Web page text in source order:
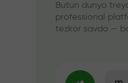
Butun dunyo
professional
tezkor savdo —